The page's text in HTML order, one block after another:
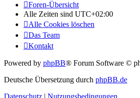
Foren-Übersicht
Alle Zeiten sind UTC+02:00
Alle Cookies löschen
Das Team
Kontakt
Powered by phpBB® Forum Software ©
Deutsche Übersetzung durch phpBB.de